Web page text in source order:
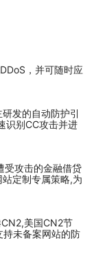
，并可随时应
发的自动防护引
识别CC攻击并进
受攻击的金融借贷
定制专属策略,为
美国CN2节
持未备案网站的防